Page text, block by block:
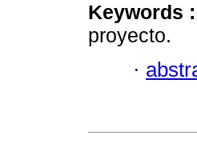
Keywords :
proyecto.
·